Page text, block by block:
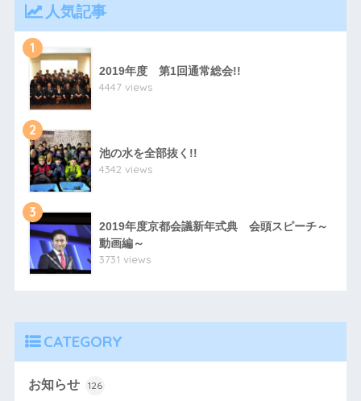
人気記事
1
2019年度 第1回通常総会!!
4447 views
2
池の水を全部抜く!!
4342 views
3
2019年度京都会議新年式典 会頭スピーチ～
動画編～
3731 views
CATEGORY
お知らせ 126